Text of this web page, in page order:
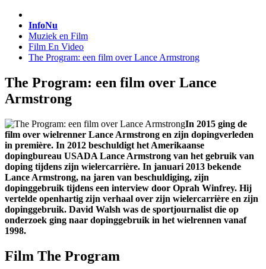
InfoNu
Muziek en Film
Film En Video
The Program: een film over Lance Armstrong
The Program: een film over Lance
Armstrong
In 2015 ging de
film over wielrenner Lance Armstrong en zijn dopingverleden
in première. In 2012 beschuldigt het Amerikaanse
dopingbureau USADA Lance Armstrong van het gebruik van
doping tijdens zijn wielercarrière. In januari 2013 bekende
Lance Armstrong, na jaren van beschuldiging, zijn
dopinggebruik tijdens een interview door Oprah Winfrey. Hij
vertelde openhartig zijn verhaal over zijn wielercarrière en zijn
dopinggebruik. David Walsh was de sportjournalist die op
onderzoek ging naar dopinggebruik in het wielrennen vanaf
1998.
Film The Program